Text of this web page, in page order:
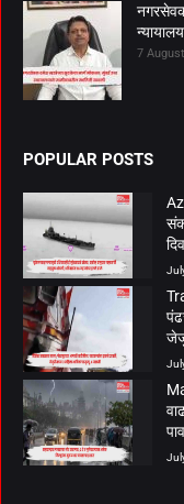
नगरसेवक
7
POPULAR POSTS